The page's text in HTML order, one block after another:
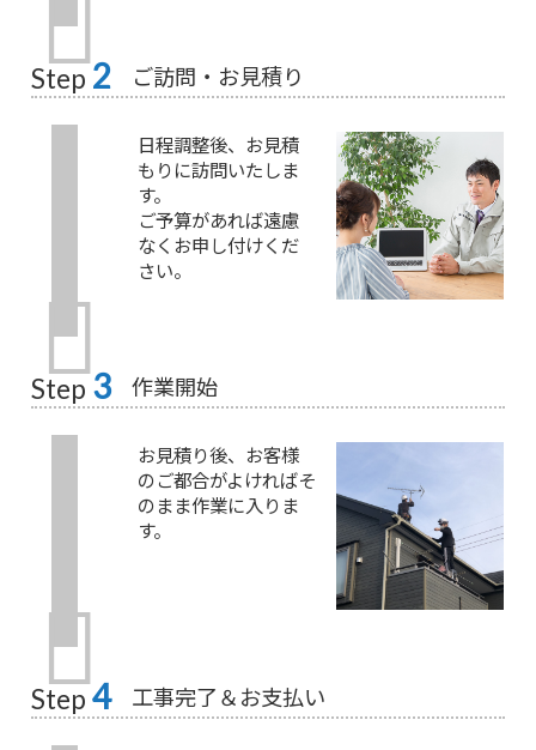
Step 2 ご訪問・お見積り
日程調整後、お見積
もりに訪問いたしま
す。
ご予算があれば遠慮
なくお申し付けくだ
さい。
Step 3 作業開始
お見積り後、お客様
のご都合がよければそ
のまま作業に入りま
す。
Step 4 工事完了＆お支払い